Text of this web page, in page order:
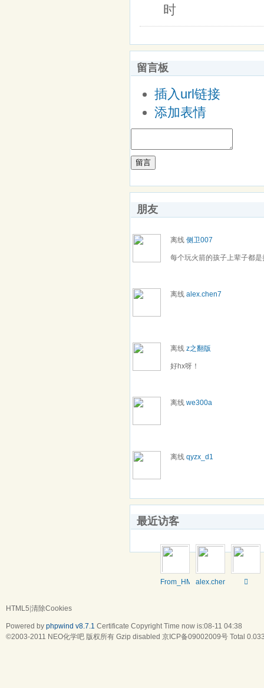
时
留言板
插入url链接
添加表情
留言
朋友
离线 侧卫007
每个玩火箭的孩子上辈子都
离线 alex.chen7
离线 z之翻版
好hx呀！
离线 we300a
离线 qyzx_d1
最近访客
From_HMXalex.chen7 
HTML5 清除Cookies
Powered by phpwind v8.7.1 Certificate Copyright Time now is:08-11 04:38
©2003-2011 NEO化学吧 版权所有 Gzip disabled 京ICP备09002009号 Total